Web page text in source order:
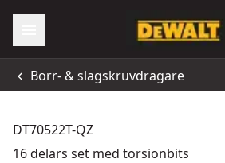
Borr- & slagskruvdragare
DT70522T-QZ
16 delars set med torsionbits